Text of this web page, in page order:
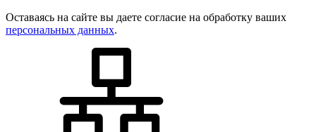
Оставаясь на сайте вы даете согласие на обработку ваших
персональных данных.